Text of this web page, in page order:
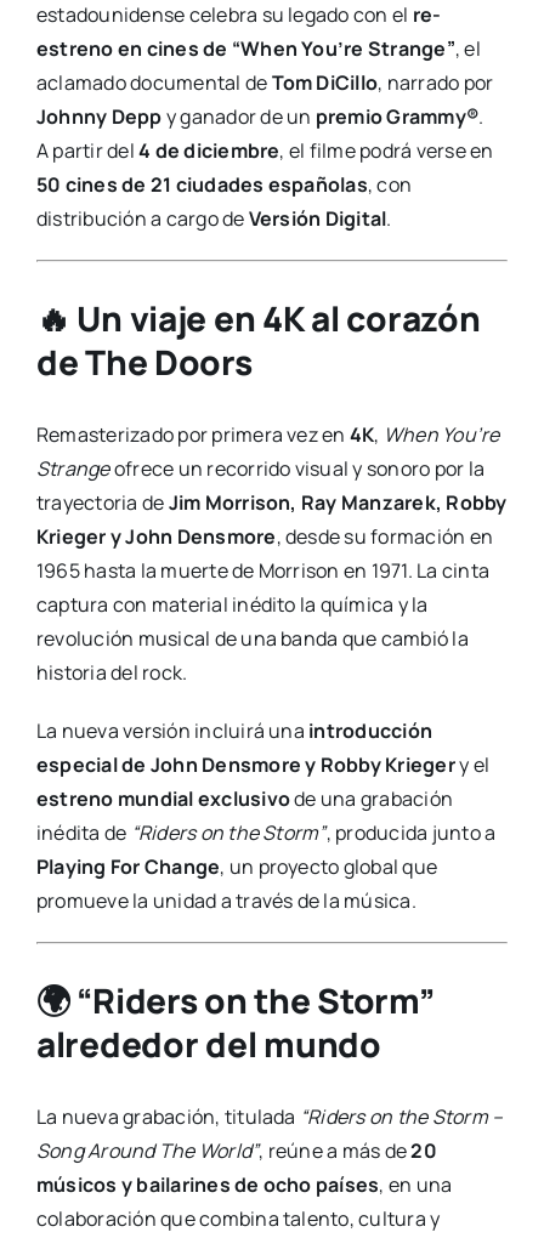
estadounidense celebra su legado con el re-
estreno en cines de “When You’re Strange”, el
aclamado documental deTom DiCillo, narrado por
Johnny Deppy ganador de un premio Grammy®.
A partir del4 de diciembre, el filme podrá verse en
50 cines de 21 ciudades españolas, con
distribución a cargo deVersión Digital.
🔥 Un viaje en 4K al corazón
de The Doors
Remasterizado por primera vez en 4K, When You’re
Strangeofrece un recorrido visual y sonoro por la
trayectoria deJim Morrison, Ray Manzarek, Robby
Krieger y John Densmore, desde su formación en
1965 hasta la muerte de Morrison en 1971. La cinta
captura con material inédito la química y la
revolución musical de una banda que cambió la
historia del rock.
La nueva versión incluirá una introducción
especial de John Densmore y Robby Kriegery el
estreno mundial exclusivode una grabación
inédita de “Riders on the Storm”, producida junto a
Playing For Change, un proyecto global que
promueve la unidad a través de la música.
🌍 “Riders on the Storm”
alrededor del mundo
La nueva grabación, titulada “Riders on the Storm –
Song Around The World”, reúne a más de20
músicos y bailarines de ocho países, en una
colaboración que combina talento, cultura y